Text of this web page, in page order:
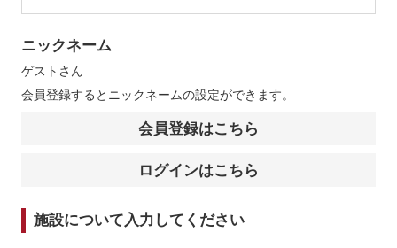
ニックネーム
ゲスト さん
会員登録するとニックネームの設定ができます。
会員登録はこちら
ログインはこちら
施設について入力してください